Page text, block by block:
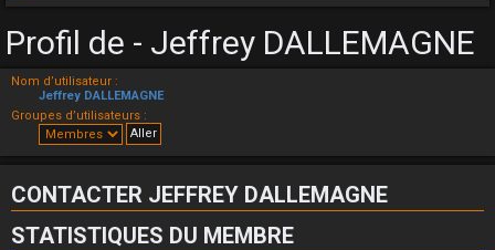
Profil de - Jeffrey DALLEMAGNE
Nom d’utilisateur :
Jeffrey DALLEMAGNE
Groupes d’utilisateurs :
CONTACTER JEFFREY DALLEMAGNE
STATISTIQUES DU MEMBRE